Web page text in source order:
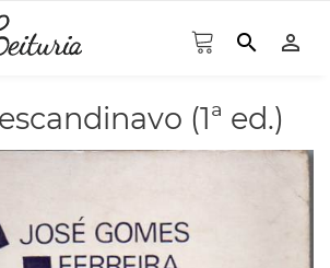
search person_outline
(1ª ed.)